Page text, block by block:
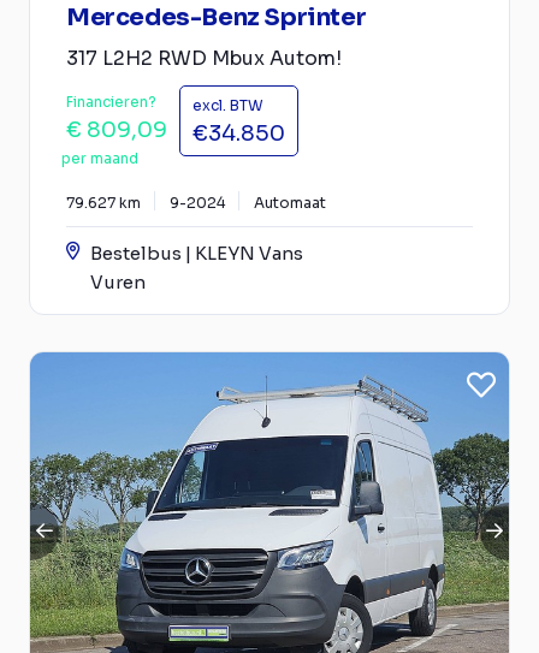
Mercedes-Benz Sprinter
317 L2H2 RWD Mbux Autom!
Financieren?
€ 809,09
per maand
excl. BTW
€34.850
79.627 km 9-2024 Automaat
Bestelbus | KLEYN Vans
Vuren